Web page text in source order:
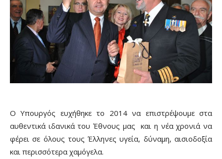
Ο Υπουργός ευχήθηκε το 2014 να επιστρέψουμε στα
αυθεντικά ιδανικά του Έθνους μας και η νέα χρονιά να
φέρει σε όλους τους Έλληνες υγεία, δύναμη, αισιοδοξία
και περισσότερα χαμόγελα.